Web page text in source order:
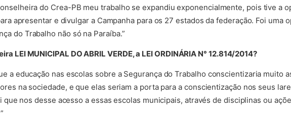
do Crea-PB meu trabalho se expandiu exponencialmente, pois tive a
apresentar e divulgar a Campanha para os 27 estados da federação. Foi uma
do Trabalho não só na Paraíba.”
LEI MUNICIPAL DO ABRIL VERDE, a LEI ORDINÁRIA N° 12.814/2014?
a educação nas escolas sobre a Segurança do Trabalho conscientizaria muito
na sociedade, e que elas seriam a porta para a conscientização nos seus
que nos desse acesso a essas escolas municipais, através de disciplinas ou